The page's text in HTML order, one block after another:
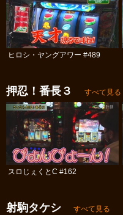
ヒロシ・ヤングアワー #489
押忍！番長３ すべて見る
スロじぇくとC #162
射駒タケシ すべて見る